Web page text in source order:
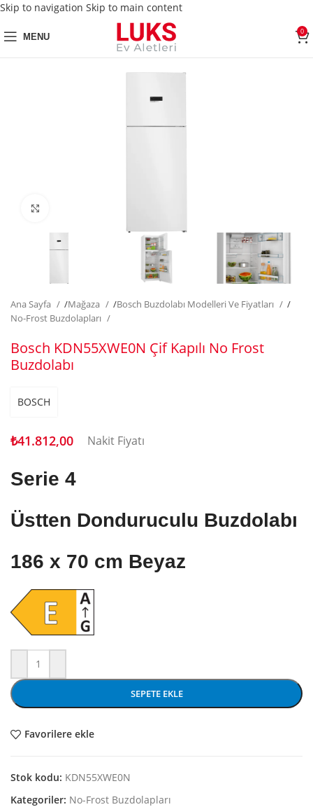
Skip to navigation Skip to main content
MENU 0
Ana Sayfa /Mağaza /Bosch Buzdolabı Modelleri Ve Fiyatları
/
No-Frost Buzdolapları
Bosch KDN55XWE0N Çif Kapılı No Frost
Buzdolabı
BOSCH
₺41.812,00 Nakit Fiyatı
Serie 4
Üstten Donduruculu Buzdolabı
186 x 70 cm Beyaz
SEPETE EKLE
Favorilere ekle
Stok kodu: KDN55XWE0N
Kategoriler: No-Frost Buzdolapları